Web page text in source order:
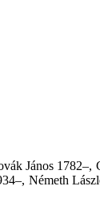
János
Németh